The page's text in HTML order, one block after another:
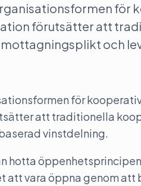
för
förutsätter att
och
för
att traditionella
vinstdelning.
hotta
vara öppna genom att